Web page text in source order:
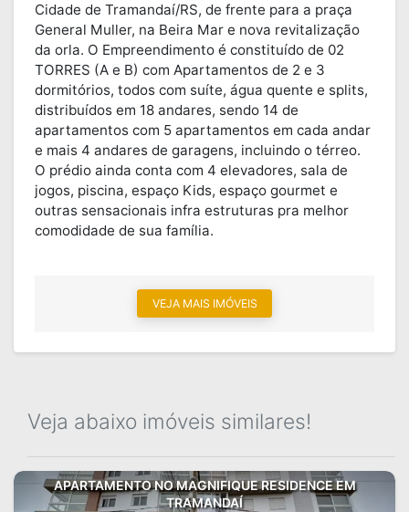
Cidade de Tramandaí/RS, de frente para a praça
General Muller, na Beira Mar e nova revitalização
da orla. O Empreendimento é constituído de 02
TORRES (A e B) com Apartamentos de 2 e 3
dormitórios, todos com suíte, água quente e splits,
distribuídos em 18 andares, sendo 14 de
apartamentos com 5 apartamentos em cada andar
e mais 4 andares de garagens, incluindo o térreo.
O prédio ainda conta com 4 elevadores, sala de
jogos, piscina, espaço Kids, espaço gourmet e
outras sensacionais infra estruturas pra melhor
comodidade de sua família.
VEJA MAIS IMÓVEIS
Veja abaixo imóveis similares!
APARTAMENTO NO MAGNIFIQUE RESIDENCE EM
TRAMANDAÍ